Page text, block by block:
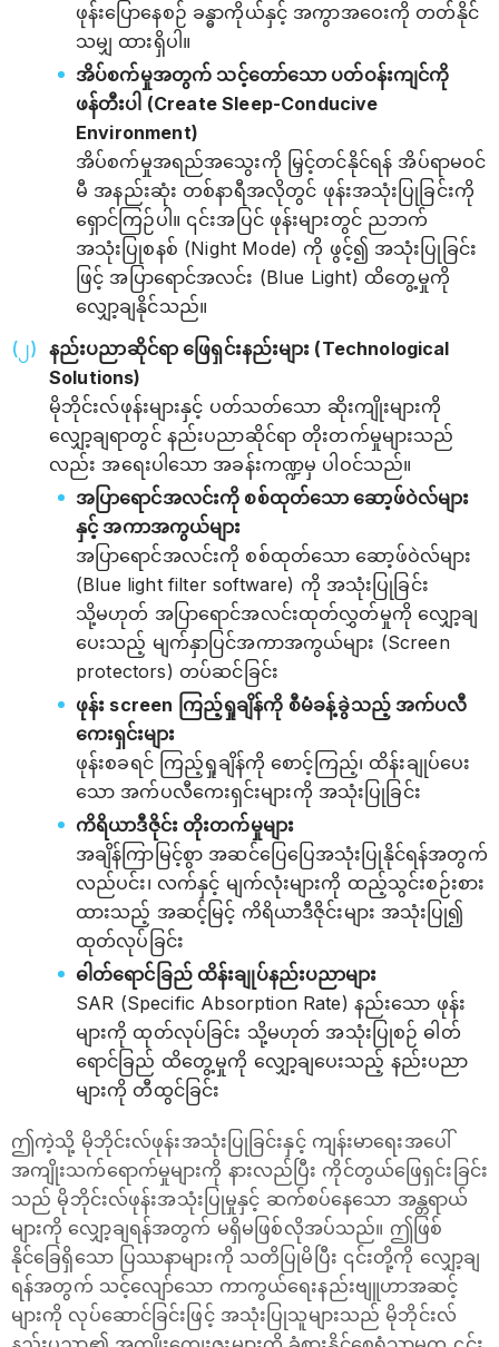
ဖုန်းပြောနေစဉ် ခန္ဓာကိုယ်နှင့် အကွာအဝေးကို တတ်နိုင်
သမျှ ထားရှိပါ။
အိပ်စက်မှုအတွက် သင့်တော်သော ပတ်ဝန်းကျင်ကို
ဖန်တီးပါ (Create Sleep-Conducive
Environment)
အိပ်စက်မှုအရည်အသွေးကို မြှင့်တင်နိုင်ရန် အိပ်ရာမဝင်
မီ အနည်းဆုံး တစ်နာရီအလိုတွင် ဖုန်းအသုံးပြုခြင်းကို
ရှောင်ကြဉ်ပါ။ ၎င်းအပြင် ဖုန်းများတွင် ညဘက်
အသုံးပြုစနစ် (Night Mode) ကို ဖွင့်၍ အသုံးပြုခြင်း
ဖြင့် အပြာရောင်အလင်း (Blue Light) ထိတွေ့မှုကို
လျှော့ချနိုင်သည်။
နည်းပညာဆိုင်ရာ ဖြေရှင်းနည်းများ (Technological
Solutions)
မိုဘိုင်းလ်ဖုန်းများနှင့် ပတ်သတ်သော ဆိုးကျိုးများကို
လျှော့ချရာတွင် နည်းပညာဆိုင်ရာ တိုးတက်မှုများသည်
လည်း အရေးပါသော အခန်းကဏ္ဍမှ ပါဝင်သည်။
အပြာရောင်အလင်းကို စစ်ထုတ်သော ဆော့ဖ်ဝဲလ်များ
နှင့် အကာအကွယ်များ
အပြာရောင်အလင်းကို စစ်ထုတ်သော ဆော့ဖ်ဝဲလ်များ
(Blue light filter software) ကို အသုံးပြုခြင်း
သို့မဟုတ် အပြာရောင်အလင်းထုတ်လွှတ်မှုကို လျှော့ချ
ပေးသည့် မျက်နှာပြင်အကာအကွယ်များ (Screen
protectors) တပ်ဆင်ခြင်း
ဖုန်း screen ကြည့်ရှုချိန်ကို စီမံခန့်ခွဲသည့် အက်ပလီ
ကေးရှင်းများ
ဖုန်းစခရင် ကြည့်ရှုချိန်ကို စောင့်ကြည့်၊ ထိန်းချုပ်ပေး
သော အက်ပလီကေးရှင်းများကို အသုံးပြုခြင်း
ကိရိယာဒီဇိုင်း တိုးတက်မှုများ
အချိန်ကြာမြင့်စွာ အဆင်ပြေပြေအသုံးပြုနိုင်ရန်အတွက်
လည်ပင်း၊ လက်နှင့် မျက်လုံးများကို ထည့်သွင်းစဉ်းစား
ထားသည့် အဆင့်မြင့် ကိရိယာဒီဇိုင်းများ အသုံးပြု၍
ထုတ်လုပ်ခြင်း
ဓါတ်ရောင်ခြည် ထိန်းချုပ်နည်းပညာများ
SAR (Specific Absorption Rate) နည်းသော ဖုန်း
များကို ထုတ်လုပ်ခြင်း သို့မဟုတ် အသုံးပြုစဉ် ဓါတ်
ရောင်ခြည် ထိတွေ့မှုကို လျှော့ချပေးသည့် နည်းပညာ
များကို တီထွင်ခြင်း
ဤကဲ့သို့ မိုဘိုင်းလ်ဖုန်းအသုံးပြုခြင်းနှင့် ကျန်းမာရေးအပေါ်
အကျိုးသက်ရောက်မှုများကို နားလည်ပြီး ကိုင်တွယ်ဖြေရှင်းခြင်း
သည် မိုဘိုင်းလ်ဖုန်းအသုံးပြုမှုနှင့် ဆက်စပ်နေသော အန္တရာယ်
များကို လျှော့ချရန်အတွက် မရှိမဖြစ်လိုအပ်သည်။ ဤဖြစ်
နိုင်ခြေရှိသော ပြဿနာများကို သတိပြုမိပြီး ၎င်းတို့ကို လျှော့ချ
ရန်အတွက် သင့်လျော်သော ကာကွယ်ရေးနည်းဗျူဟာအဆင့်
များကို လုပ်ဆောင်ခြင်းဖြင့် အသုံးပြုသူများသည် မိုဘိုင်းလ်